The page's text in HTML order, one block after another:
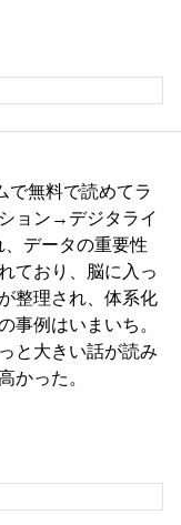
無料で読めてラ
ョン→デジタライ
データの重要性
ており、脳に入っ
整理され、体系化
事例はいまいち。
と大きい話が読み
かった。